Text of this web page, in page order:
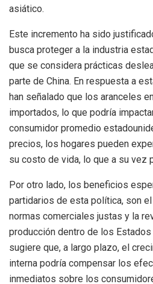
asiático.
Este incremento ha sido
busca proteger a la industria
que se considera prácticas
parte de China. En respuesta a
han señalado que los aranceles
importados, lo que podría
consumidor promedio
precios, los hogares pueden
su costo de vida, lo que a su vez
Por otro lado, los beneficios
partidarios de esta política, son
normas comerciales justas y la
producción dentro de los
sugiere que, a largo plazo, el
interna podría compensar los
inmediatos sobre los